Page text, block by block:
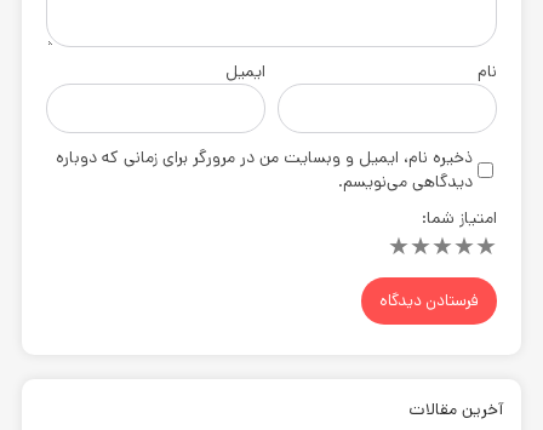
نام ایمیل
ذخیره نام، ایمیل و وبسایت من در مرورگر برای زمانی که دوباره
دیدگاهی می‌نویسم.
امتیاز شما:
★
★
★
★
★
آخرین مقالات